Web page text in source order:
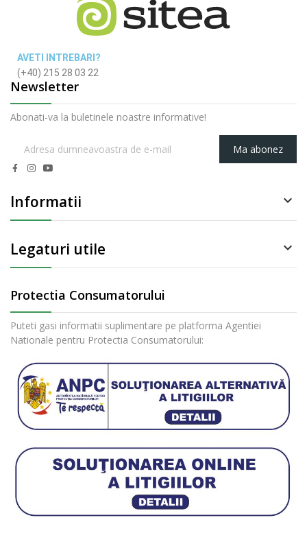
AVETI INTREBARI?
(+40) 215 28 03 22
Newsletter
Abonati-va la buletinele noastre informative!
Ma abonez
Informatii 
Legaturi utile 
Protectia Consumatorului
Puteti gasi informatii suplimentare pe platforma Agentiei
Nationale pentru Protectia Consumatorului: